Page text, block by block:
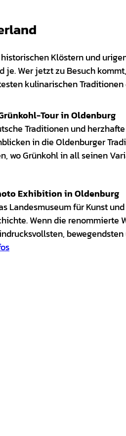
Klöstern und
je. Wer jetzt zu Besuch
kulinarischen Traditionen
Tour in Oldenburg
Traditionen und
in die Oldenburger
wo Grünkohl in all seinen
Exhibition in Oldenburg
Landesmuseum für Kunst
Wenn die renommierte